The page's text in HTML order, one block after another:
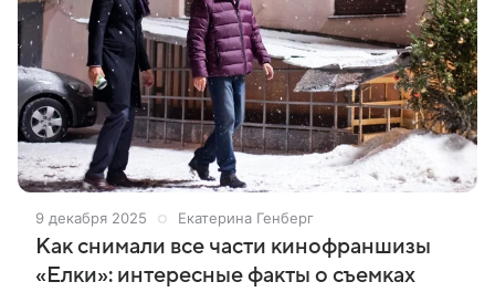
9 декабря 2025 Екатерина Генберг
Как снимали все части кинофраншизы
«Елки»: интересные факты о съемках